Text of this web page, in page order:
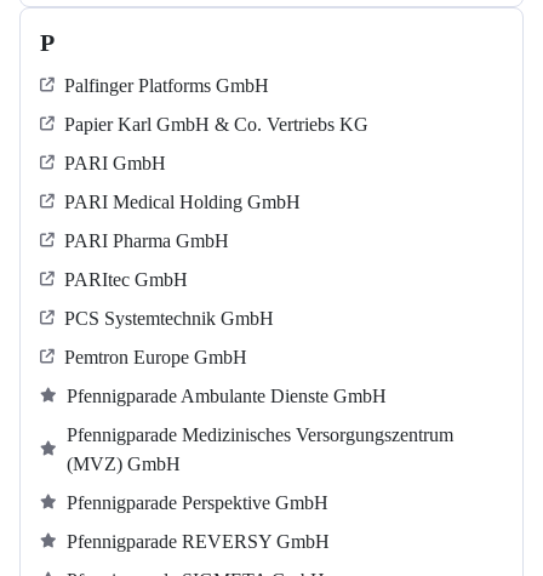
P
Palfinger Platforms GmbH
Papier Karl GmbH & Co. Vertriebs KG
PARI GmbH
PARI Medical Holding GmbH
PARI Pharma GmbH
PARItec GmbH
PCS Systemtechnik GmbH
Pemtron Europe GmbH
Pfennigparade Ambulante Dienste GmbH
Pfennigparade Medizinisches Versorgungszentrum
(MVZ) GmbH
Pfennigparade Perspektive GmbH
Pfennigparade REVERSY GmbH